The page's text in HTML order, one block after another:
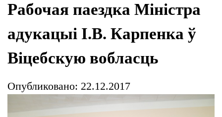
Рабочая паездка Міністра
адукацыі І.В. Карпенка ў
Віцебскую вобласць
Опубликовано: 22.12.2017